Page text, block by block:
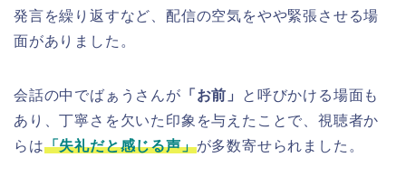
発言を繰り返すなど、配信の空気をやや緊張させる場
面がありました。
会話の中でばぁうさんが 「お前」
と呼びかける場面も
あり、丁寧さを欠いた印象を与えたことで、視聴者か
らは「失礼だと感じる声」が多数寄せられました。